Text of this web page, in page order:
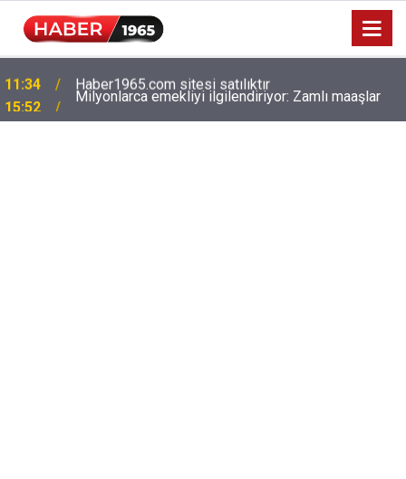
15:52
Milyonlarca emekliyi ilgilendiriyor: Zamlı maaşlar
hesaplarda